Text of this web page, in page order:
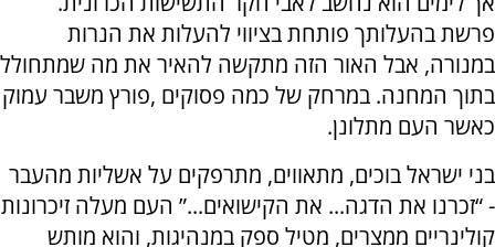
פרשת בהעלותך פותחת בציווי להעלות את הנרות
במנורה, אבל האור הזה מתקשה להאיר את מה שמתחולל
בתוך המחנה. במרחק של כמה פסוקים ,פורץ משבר עמוק
כאשר העם מתלונן.
בני ישראל בוכים, מתאווים, מתרפקים על אשליות מהעבר
- “זכרנו את הדגה... את הקישואים...” העם מעלה זיכרונות
קולינריים ממצרים, מטיל ספק במנהיגות, והוא מותש